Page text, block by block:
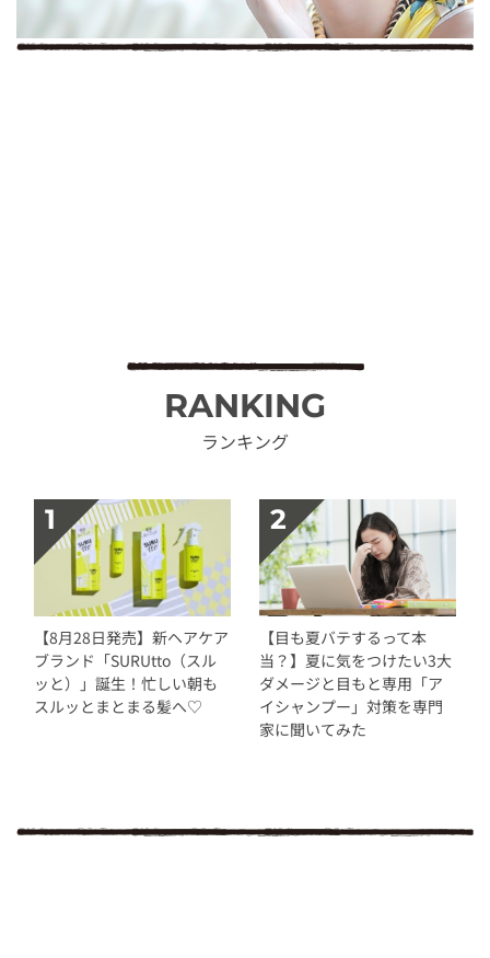
RANKING
ランキング
【8月28日発売】新ヘアケア
ブランド「SURUtto（スル
ッと）」誕生！忙しい朝も
スルッとまとまる髪へ♡
【目も夏バテするって本
当？】夏に気をつけたい3大
ダメージと目もと専用「ア
イシャンプー」対策を専門
家に聞いてみた